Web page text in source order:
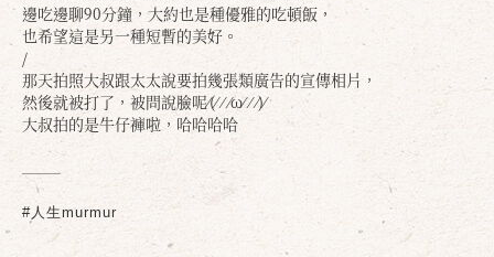
邊吃邊聊90分鐘，大約也是種優雅的吃頓飯，
也希望這是另一種短暫的美好。
/
那天拍照大叔跟太太說要拍幾張類廣告的宣傳相片，
然後就被打了，被問說臉呢⁄(⁄ ⁄ ⁄ω⁄ ⁄ ⁄)⁄
大叔拍的是牛仔褲啦，哈哈哈哈
#人生murmur